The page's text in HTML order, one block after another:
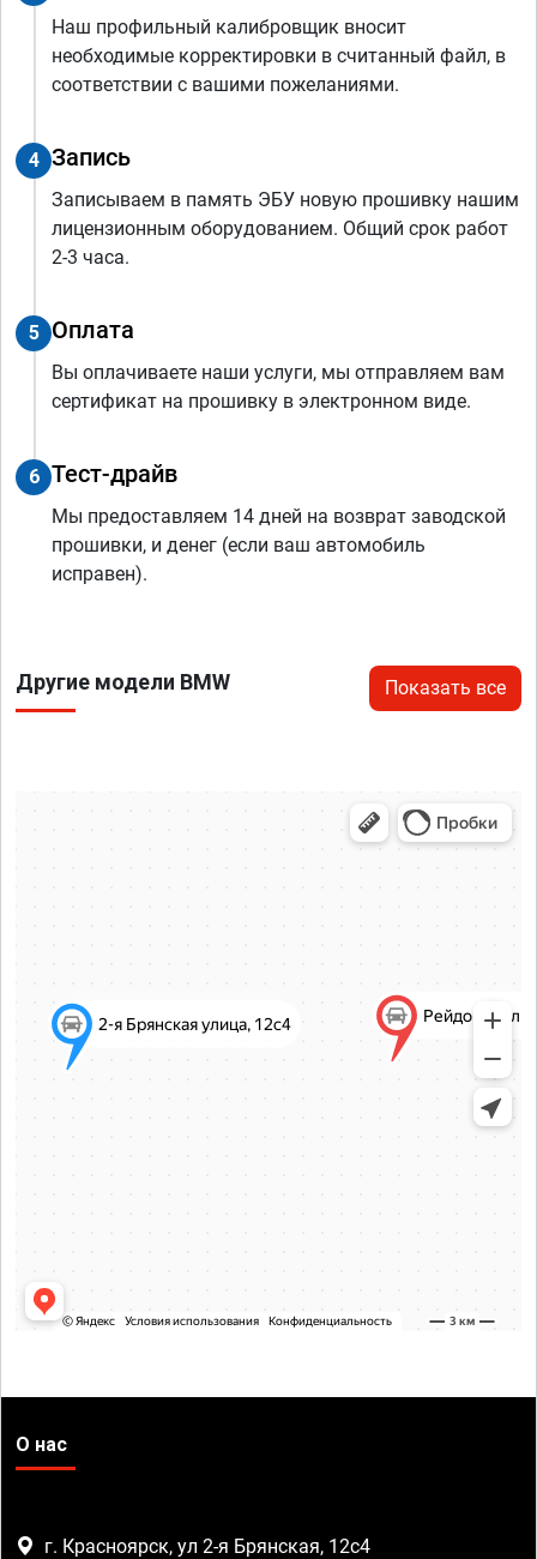
Наш профильный калибровщик вносит
необходимые корректировки в считанный файл, в
соответствии с вашими пожеланиями.
4 Запись
Записываем в память ЭБУ новую прошивку нашим
лицензионным оборудованием. Общий срок работ
2-3 часа.
5 Оплата
Вы оплачиваете наши услуги, мы отправляем вам
сертификат на прошивку в электронном виде.
6 Тест-драйв
Мы предоставляем 14 дней на возврат заводской
прошивки, и денег (если ваш автомобиль
исправен).
Другие модели BMW Показать все
О нас
г. Красноярск, ул 2-я Брянская, 12с4